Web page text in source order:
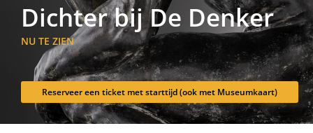
Dichter bij De Denker
NU TE ZIEN
Reserveer een ticket met starttijd (ook met Museumkaart)